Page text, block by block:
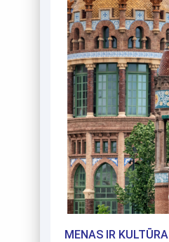
MENAS IR KULTŪRA